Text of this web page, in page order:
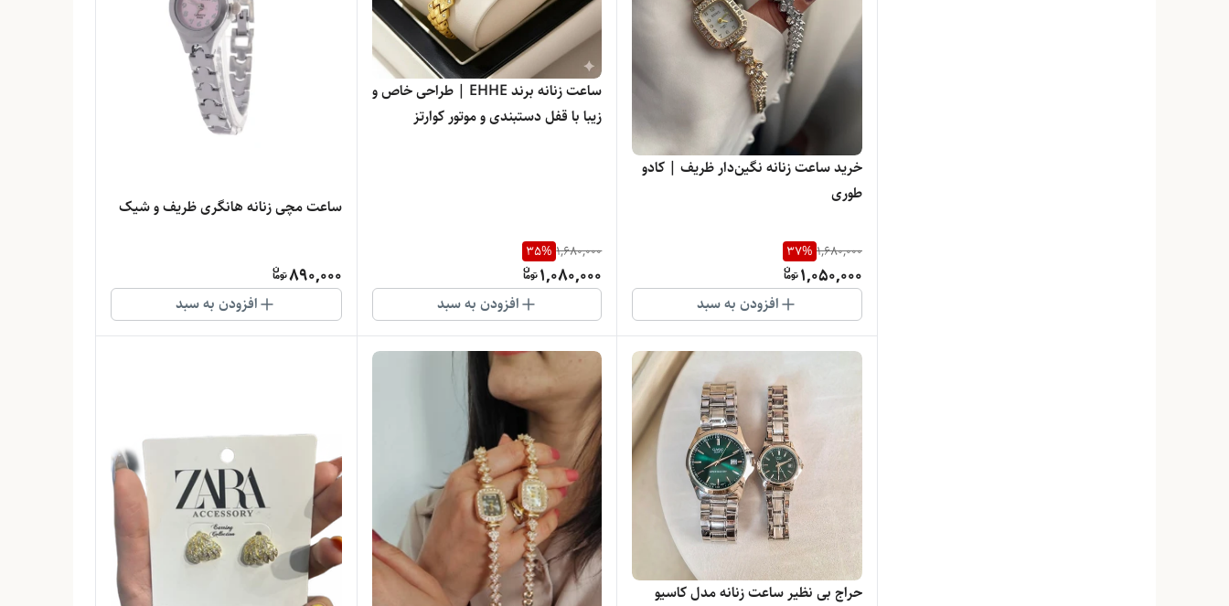
خرید ساعت زنانه نگین‌دار ظریف | کادو
طوری
1,680,000
37%
1,050,000
افزودن به سبد
ساعت زنانه برند EHHE | طراحی خاص و
زیبا با قفل دستبندی و موتور کوارتز
1,680,000
35%
1,080,000
افزودن به سبد
ساعت مچی زنانه هانگری ظریف و شیک
890,000
افزودن به سبد
حراج بی نظیر ساعت زنانه مدل کاسیو